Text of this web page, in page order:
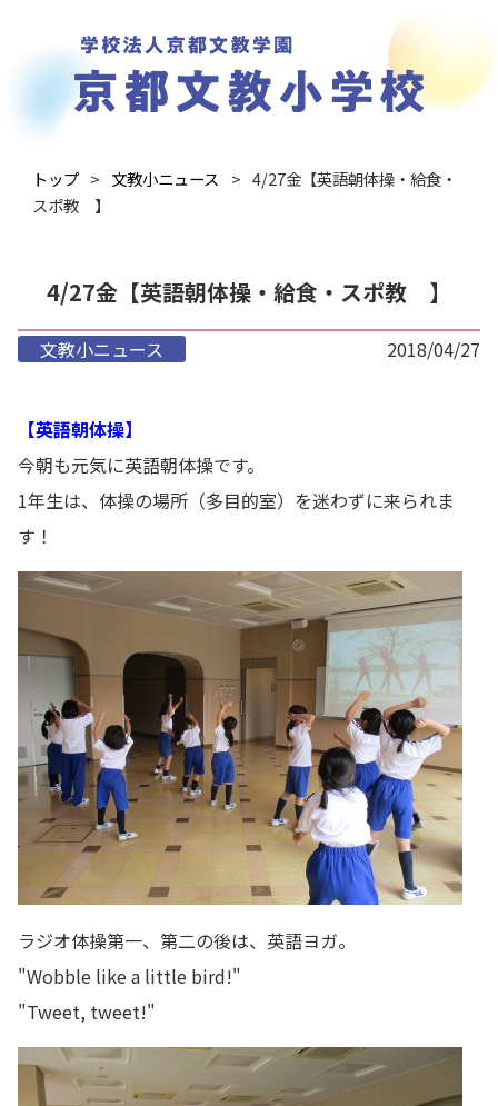
トップ 文教小ニュース
4/27金【英語朝体操・給食・
スポ教 】
4/27金【英語朝体操・給食・スポ教 】
文教小ニュース 2018/04/27
【英語朝体操】
今朝も元気に英語朝体操です。
1年生は、体操の場所（多目的室）を迷わずに来られま
す！
ラジオ体操第一、第二の後は、英語ヨガ。
"Wobble like a little bird!"
"Tweet, tweet!"